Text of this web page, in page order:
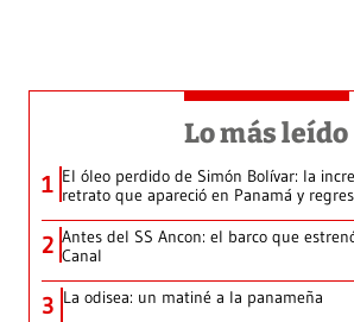
Lo más leído
1 El óleo perdido de Simón Bolívar: la
retrato que apareció en Panamá y
2 Antes del SS Ancon: el barco que
Canal
3 La odisea: un matiné a la panameña